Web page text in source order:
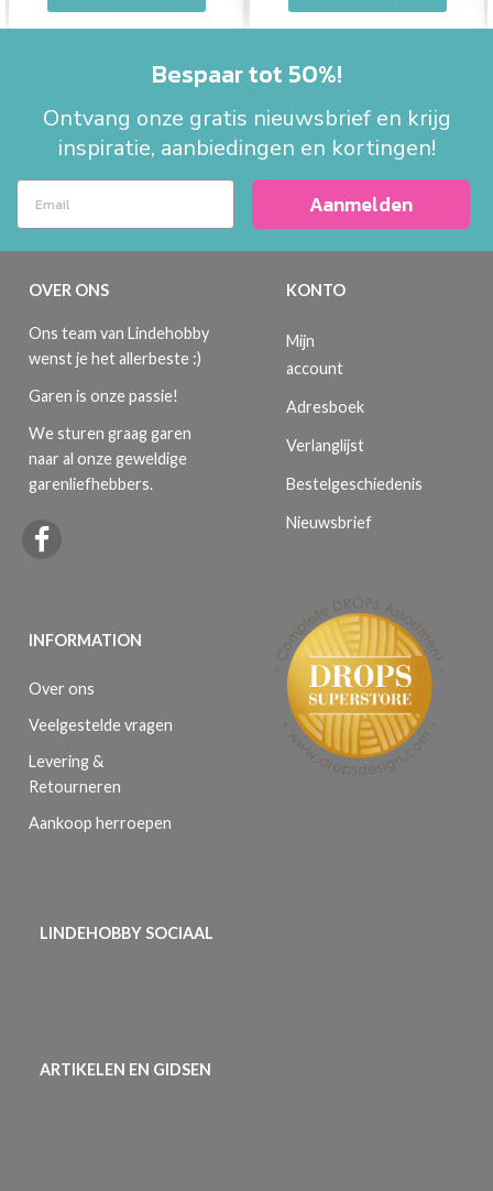
Bespaar tot 50%!
Ontvang onze gratis nieuwsbrief en krijg
inspiratie, aanbiedingen en kortingen!
Aanmelden
OVER ONS
Ons team van Lindehobby
wenst je het allerbeste :)
Garen is onze passie!
We sturen graag garen
naar al onze geweldige
garenliefhebbers.
INFORMATION
Over ons
Veelgestelde vragen
Levering &
Retourneren
Aankoop herroepen
KONTO
Mijn
account
Adresboek
Verlanglijst
Bestelgeschiedenis
Nieuwsbrief
LINDEHOBBY SOCIAAL
ARTIKELEN EN GIDSEN